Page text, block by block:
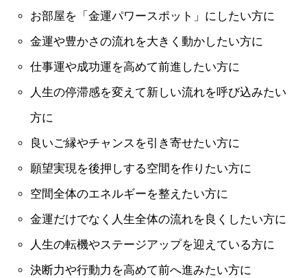
お部屋を「金運パワースポット」にしたい方に
金運や豊かさの流れを大きく動かしたい方に
仕事運や成功運を高めて前進したい方に
人生の停滞感を変えて新しい流れを呼び込みたい
方に
良いご縁やチャンスを引き寄せたい方に
願望実現を後押しする空間を作りたい方に
空間全体のエネルギーを整えたい方に
金運だけでなく人生全体の流れを良くしたい方に
人生の転機やステージアップを迎えている方に
決断力や行動力を高めて前へ進みたい方に